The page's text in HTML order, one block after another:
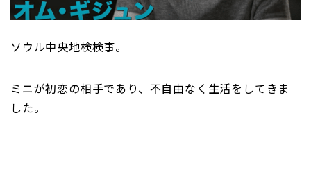
ソウル中央地検検事。
ミニが初恋の相手であり、不自由なく生活をしてきま
した。